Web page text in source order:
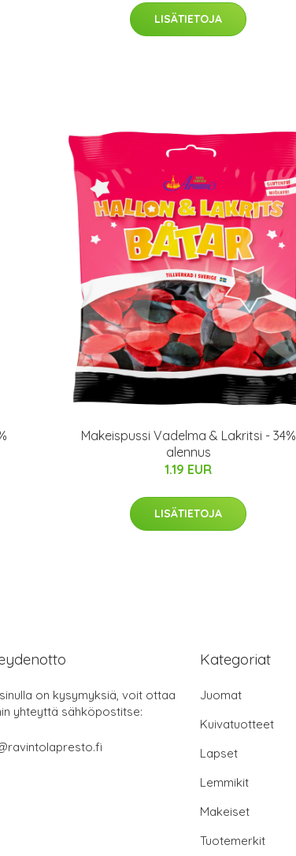
LISÄTIETOJA
Makeispussi Vadelma & Lakritsi - 34%
alennus
1.19 EUR
LISÄTIETOJA
on kysymyksiä, voit ottaa
yhteyttä sähköpostitse:
Kategoriat
Juomat
Kuivatuotteet
Lapset
Lemmikit
Makeiset
Tuotemerkit